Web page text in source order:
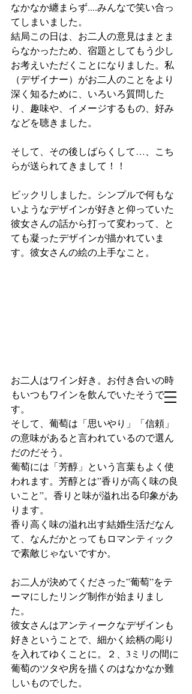
なかなか纏まらず....みんなで笑い合っ
てしまいました。
結局この日は、お二人の意見はまとま
らなかったため、宿題としてもう少し
お考えいただくことになりました。私
（デザイナー）がお二人のことをより
深く知るために、いろいろ質問した
り、趣味や、イメージするもの、好み
などを聴きました。
そして、その後しばらくして…、こち
らが送られてきまして！！
ビックリしました。シンプルで何もな
いようなデザインが好きと仰っていた
彼女さんの話から打って変わって、と
ても凝ったデザインが描かれていま
す。彼女さんの絵の上手なこと。
お二人はワイン好き。お付き合いの時
もいつもワインを飲んでいたそうで
す。
そして、葡萄は「思いやり」「信頼」
の意味があると言われているので選ん
だのだそう。
葡萄には「芳醇」という言葉もよく使
われます。芳醇とは”香りが高く味の良
いこと”。香りと味が溢れ出る印象があ
ります。
香り高く味の溢れ出す結婚生活だなん
て、なんだかとってもロマンティック
で素敵じゃないですか。
お二人が決めてくださった”葡萄”をテ
ーマにしたリング制作が始まりまし
た。
彼女さんはアンティークなデザインも
好きということで、細かく絵柄の彫り
を入れてゆくことに。２、3ミリの間に
葡萄のツタや房を描くのはなかなか難
しいものでした。